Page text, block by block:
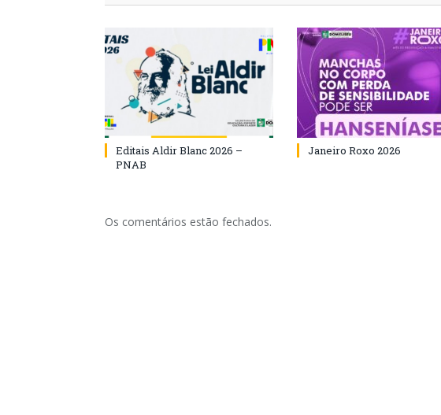
Editais Aldir Blanc 2026 –
PNAB
Janeiro Roxo 2026
Os comentários estão fechados.